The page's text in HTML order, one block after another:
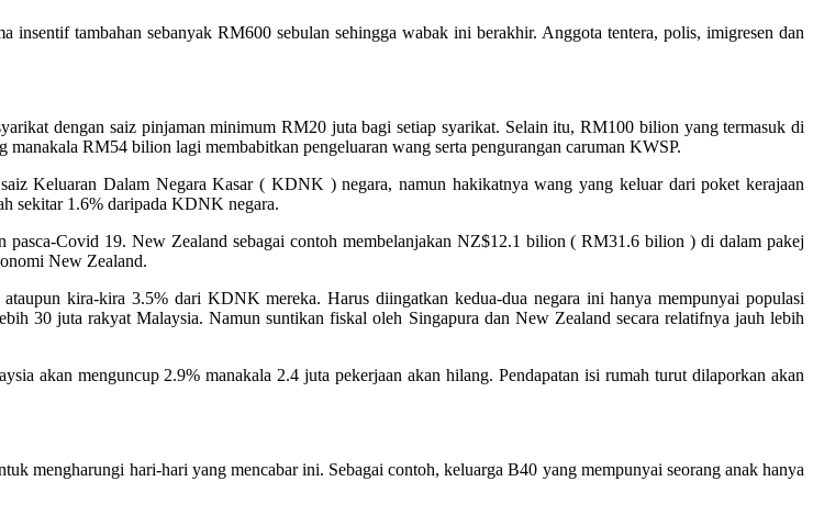
insentif tambahan sebanyak RM600 sebulan sehingga wabak ini berakhir. Anggota tentera, polis, imigresen dan
dengan saiz pinjaman minimum RM20 juta bagi setiap syarikat. Selain itu, RM100 bilion yang termasuk di
RM54 bilion lagi membabitkan pengeluaran wang serta pengurangan caruman KWSP.
Keluaran Dalam Negara Kasar ( KDNK ) negara, namun hakikatnya wang yang keluar dari poket kerajaan
sekitar 1.6% daripada KDNK negara.
Covid 19. New Zealand sebagai contoh membelanjakan NZ$12.1 bilion ( RM31.6 bilion ) di dalam pakej
New Zealand.
kira-kira 3.5% dari KDNK mereka. Harus diingatkan kedua-dua negara ini hanya mempunyai populasi
30 juta rakyat Malaysia. Namun suntikan fiskal oleh Singapura dan New Zealand secara relatifnya jauh lebih
akan menguncup 2.9% manakala 2.4 juta pekerjaan akan hilang. Pendapatan isi rumah turut dilaporkan akan
mengharungi hari-hari yang mencabar ini. Sebagai contoh, keluarga B40 yang mempunyai seorang anak hanya